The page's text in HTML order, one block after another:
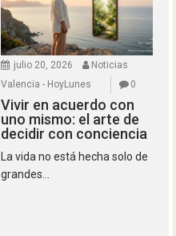
julio 20, 2026
Noticias
Valencia - HoyLunes
0
Vivir en acuerdo con
uno mismo: el arte de
decidir con conciencia
La vida no está hecha solo de
grandes...